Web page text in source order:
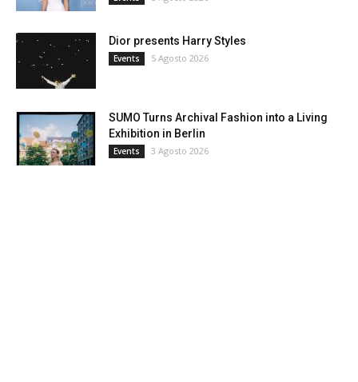
Dior presents Harry Styles
Events 5 Agosto 2026
SUMO Turns Archival Fashion into a Living
Exhibition in Berlin
Events 3 Agosto 2026